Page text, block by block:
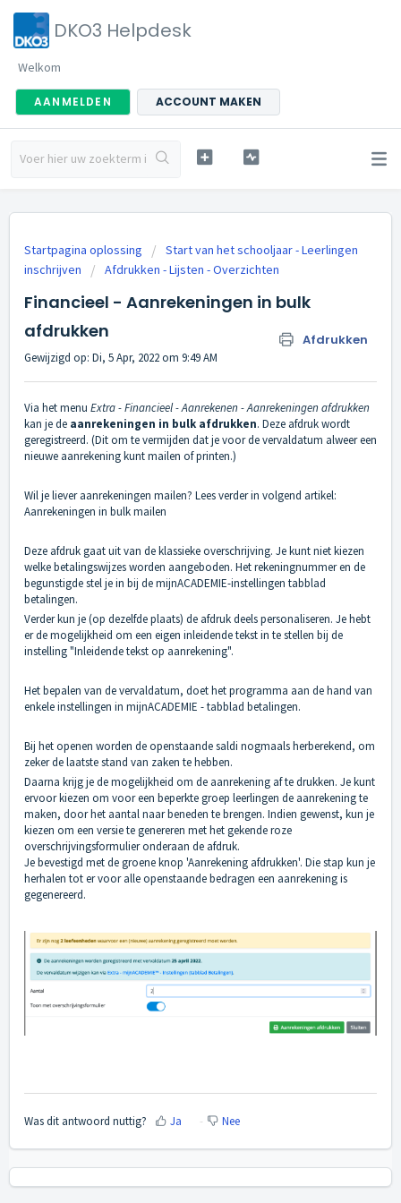
DKO3 Helpdesk
Welkom
AANMELDEN ACCOUNT MAKEN
Startpagina oplossing
Start van het schooljaar - Leerlingen
inschrijven
Afdrukken - Lijsten - Overzichten
Financieel - Aanrekeningen in bulk
afdrukken
Afdrukken
Gewijzigd op: Di, 5 Apr, 2022 om 9:49 AM
Via het menu Extra - Financieel - Aanrekenen - Aanrekeningen afdrukken
kan je de aanrekeningen in bulk afdrukken. Deze afdruk wordt
geregistreerd. (Dit om te vermijden dat je voor de vervaldatum alweer een
nieuwe aanrekening kunt mailen of printen.)
Wil je liever aanrekeningen mailen? Lees verder in volgend artikel:
Aanrekeningen in bulk mailen
Deze afdruk gaat uit van de klassieke overschrijving. Je kunt niet kiezen
welke betalingswijzes worden aangeboden. Het rekeningnummer en de
begunstigde stel je in bij de mijnACADEMIE-instellingen tabblad
betalingen.
Verder kun je (op dezelfde plaats) de afdruk deels personaliseren. Je hebt
er de mogelijkheid om een eigen inleidende tekst in te stellen bij de
instelling "Inleidende tekst op aanrekening".
Het bepalen van de vervaldatum, doet het programma aan de hand van
enkele instellingen in mijnACADEMIE - tabblad betalingen.
Bij het openen worden de openstaande saldi nogmaals herberekend, om
zeker de laatste stand van zaken te hebben.
Daarna krijg je de mogelijkheid om de aanrekening af te drukken. Je kunt
ervoor kiezen om voor een beperkte groep leerlingen de aanrekening te
maken, door het aantal naar beneden te brengen. Indien gewenst, kun je
kiezen om een versie te genereren met het gekende roze
overschrijvingsformulier onderaan de afdruk.
Je bevestigd met de groene knop 'Aanrekening afdrukken'. Die stap kun je
herhalen tot er voor alle openstaande bedragen een aanrekening is
gegenereerd.
Was dit antwoord nuttig? Ja Nee